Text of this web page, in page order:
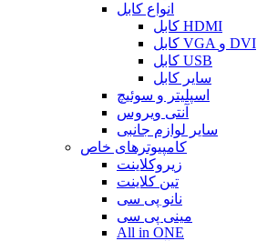
انواع کابل
کابل HDMI
کابل VGA و DVI
کابل USB
سایر کابل
اسپلیتر و سوئیچ
آنتی ویروس
سایر لوازم جانبی
کامپیوترهای خاص
زیروکلاینت
تین کلاینت
نانو پی سی
مینی پی سی
All in ONE